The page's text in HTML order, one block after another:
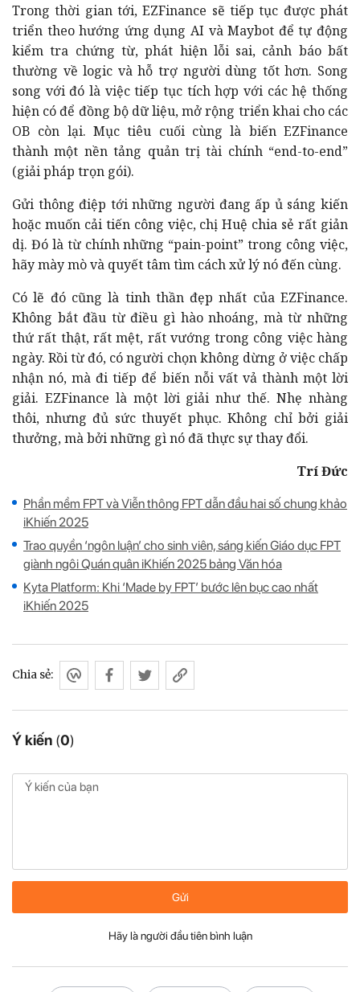
Trong thời gian tới, EZFinance sẽ tiếp tục được phát
triển theo hướng ứng dụng AI và Maybot để tự động
kiểm tra chứng từ, phát hiện lỗi sai, cảnh báo bất
thường về logic và hỗ trợ người dùng tốt hơn. Song
song với đó là việc tiếp tục tích hợp với các hệ thống
hiện có để đồng bộ dữ liệu, mở rộng triển khai cho các
OB còn lại. Mục tiêu cuối cùng là biến EZFinance
thành một nền tảng quản trị tài chính “end-to-end”
(giải pháp trọn gói).
Gửi thông điệp tới những người đang ấp ủ sáng kiến
hoặc muốn cải tiến công việc, chị Huệ chia sẻ rất giản
dị. Đó là từ chính những “pain-point” trong công việc,
hãy mày mò và quyết tâm tìm cách xử lý nó đến cùng.
Có lẽ đó cũng là tinh thần đẹp nhất của EZFinance.
Không bắt đầu từ điều gì hào nhoáng, mà từ những
thứ rất thật, rất mệt, rất vướng trong công việc hàng
ngày. Rồi từ đó, có người chọn không dừng ở việc chấp
nhận nó, mà đi tiếp để biến nỗi vất vả thành một lời
giải. EZFinance là một lời giải như thế. Nhẹ nhàng
thôi, nhưng đủ sức thuyết phục. Không chỉ bởi giải
thưởng, mà bởi những gì nó đã thực sự thay đổi.
Trí Đức
Phần mềm FPT và Viễn thông FPT dẫn đầu hai số chung khảo
iKhiến 2025
Trao quyền ‘ngôn luận’ cho sinh viên, sáng kiến Giáo dục FPT
giành ngôi Quán quân iKhiến 2025 bảng Văn hóa
Kyta Platform: Khi ‘Made by FPT’ bước lên bục cao nhất
iKhiến 2025
Ý kiến (0)
Chia sẻ:
Gửi
Hãy là người đầu tiên bình luận